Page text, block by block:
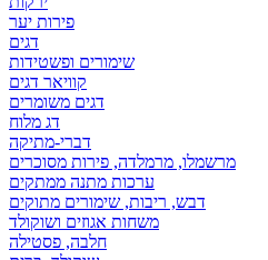
פירות יער
דגים
שימורים ופשטידות
קוויאר דגים
דגים משומרים
דג מלוח
דברי-מתיקה
מרשמלו, מרמלדה, פירות מסוכרים
ערכות מתנה ממתקים
דבש, ריבות, שימורים מתוקים
משחות אגוזים ושוקולד
חלבה, פסטילה